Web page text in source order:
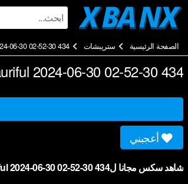
Skip
الصفحة الرئيسية ستريبشات 06-30 02-52-30 434
2024-06-30 02-52-30 434
أعجبني
شاهد سكس مجانا لThebeauriful 2024-06-30 02-52-30 434.